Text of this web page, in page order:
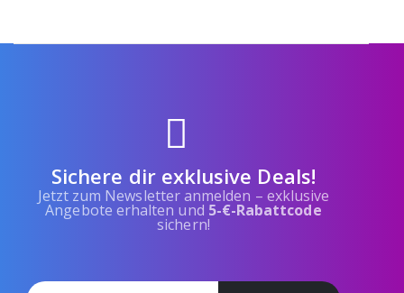
Sichere dir exklusive Deals!
Jetzt zum Newsletter anmelden – exklusive
Angebote erhalten und 5-€-Rabattcode
sichern!